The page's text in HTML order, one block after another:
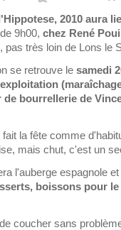
2010 aura
9h00, chez René
pas très loin de Lons le
se retrouve le samedi
exploitation
bourrellerie de
la fête comme
mais chut, c'est un
l'auberge espagnole et
boissons pour le
coucher sans